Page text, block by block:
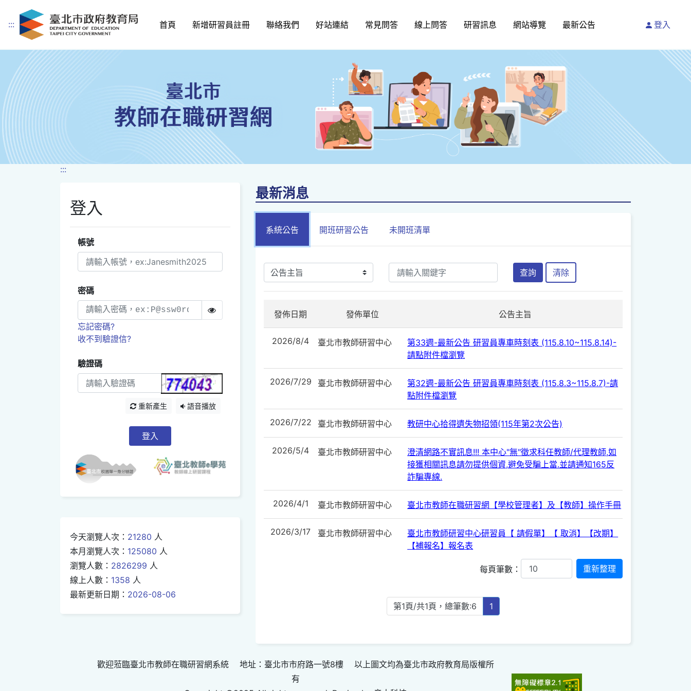
跳到主要內容
::: 首頁 新增研習員註冊 聯絡我們 好站連結 常見問答 線上問答 研習訊息 網站導覽 最新公告 登入
:::
登入
帳號
密碼
忘記密碼?
收不到驗證信?
驗證碼
重新產生 語音播放
登入
今天瀏覽人次： 21280 人
本月瀏覽人次： 125080 人
瀏覽人數： 2826299 人
線上人數： 1358 人
最新更新日期： 2026-08-06
最新消息
系統公告 開班研習公告 未開班清單
查詢 清除
發佈日期 發佈單位 公告主旨
2026/8/4 臺北市教師研習中心
第33週-最新公告 研習員專車時刻表 (115.8.10~115.8.14)-
請點附件檔瀏覽
2026/7/29 臺北市教師研習中心
第32週-最新公告 研習員專車時刻表 (115.8.3~115.8.7)-請
點附件檔瀏覽
2026/7/22 臺北市教師研習中心 教研中心拾得遺失物招領(115年第2次公告)
2026/5/4 臺北市教師研習中心
澄清網路不實訊息!!! 本中心"無"徵求科任教師/代理教師,如
接獲相關訊息請勿提供個資,避免受騙上當.並請通知165反
詐騙專線.
2026/4/1 臺北市教師研習中心 臺北市教師在職研習網【學校管理者】及【教師】操作手冊
2026/3/17 臺北市教師研習中心
臺北市教師研習中心研習員【 請假單】【 取消】【改期】
【補報名】報名表
每頁筆數：
第1頁/共1頁，總筆數:6 1
歡迎蒞臨臺北市教師在職研習網系統 地址：臺北市市府路一號8樓 以上圖文均為臺北市政府教育局版權所
有